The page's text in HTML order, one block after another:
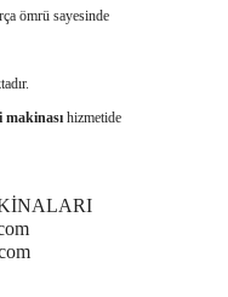
ömrü sayesinde
makinası hizmetide